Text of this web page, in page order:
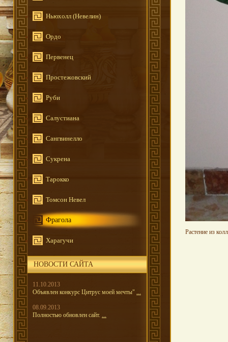
Ньюхолл (Невелин)
Ордо
Первенец
Простежовский
Руби
Салустиана
Сангвинелло
Сукрена
Тарокко
Томсон Невел
Фрагола
Харагучи
НОВОСТИ САЙТА
11.10.2013
Объявлен конкурс Цитрус моей мечты" ...
08.09.2013
Полностью обновлен сайт. ...
Растение из